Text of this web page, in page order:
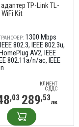
TP-Link TL-
WiFi Kit
1300 Mbps
IEEE 802.3 IEEE 802.3u
AV2 IEEE
802.11a/n/ac IEEE
КЛИЕНТ
С ДДС
,03 289,53лв